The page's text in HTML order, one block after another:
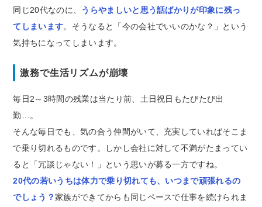
同じ20代なのに、
うらやましいと思う話ばかりが印象に残っ
てしまいます。そうなると「今の会社でいいのかな？」という
気持ちになってしまいます。
激務で生活リズムが崩壊
毎日2～3時間の残業は当たり前、土日祝日もたびたび出
勤…。
そんな毎日でも、気の合う仲間がいて、充実していればそこま
で乗り切れるものです。しかし会社に対して不満がたまってい
ると「冗談じゃない！」という思いが募る一方ですね。
20代の若いうちは体力で乗り切れても、いつまで頑張れるの
でしょう？家族ができてからも同じペースで仕事を続けられま